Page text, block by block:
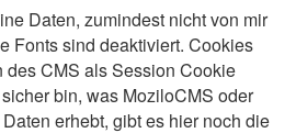
Daten, zumindest nicht von mir
Fonts sind deaktiviert. Cookies
des CMS als Session Cookie
bin, was MoziloCMS oder
erhebt, gibt es hier noch die